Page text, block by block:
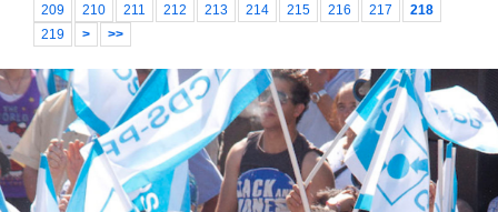
209
210 211 212 213 214 215 216 217
218
219
> >>